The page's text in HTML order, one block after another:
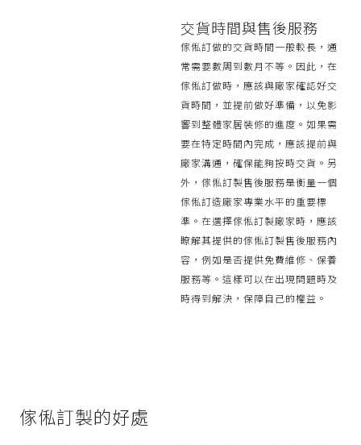
交貨時間與售後服務
傢俬訂做的交貨時間一般較長，通
常需要數周到數月不等。因此，在
傢俬訂做時，應該與廠家確認好交
貨時間，並提前做好準備，以免影
響到整體家居裝修的進度。如果需
要在特定時間內完成，應該提前與
廠家溝通，確保能夠按時交貨。另
外，傢俬訂製售後服務是衡量一個
傢俬訂造廠家專業水平的重要標
準。在選擇傢俬訂製廠家時，應該
瞭解其提供的傢俬訂製售後服務內
容，例如是否提供免費維修、保養
服務等。這樣可以在出現問題時及
時得到解決，保障自己的權益。
傢俬訂製的好處